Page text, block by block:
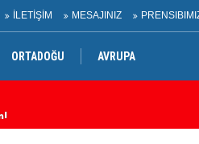
İLETİŞİM MESAJINIZ
ORTADOĞU AVRUPA